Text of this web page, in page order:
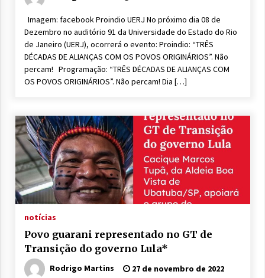
Imagem: facebook Proindio UERJ No próximo dia 08 de
Dezembro no auditório 91 da Universidade do Estado do Rio
de Janeiro (UERJ), ocorrerá o evento: Proindio: “TRÊS
DÉCADAS DE ALIANÇAS COM OS POVOS ORIGINÁRIOS”. Não
percam! Programação: “TRÊS DÉCADAS DE ALIANÇAS COM
OS POVOS ORIGINÁRIOS”. Não percam! Dia […]
notícias
Povo guarani representado no GT de
Transição do governo Lula*
Rodrigo Martins 27 de novembro de 2022